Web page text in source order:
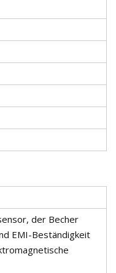
der Becher
EMI-Beständigkeit